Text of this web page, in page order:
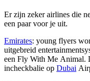
Er zijn zeker airlines die
een paar voor je uit.
Emirates: young flyers
uitgebreid
een Fly With Me Animal.
incheckbalie op Dubai